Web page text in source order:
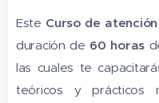
Este Curso de
duración de 60 horas
las cuales te
teóricos y prácticos